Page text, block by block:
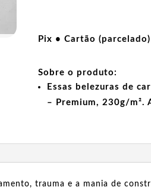
Pix • Cartão
Sobre o produto:
Essas belezuras de
– Premium, 230g/m².
trauma e a mania de